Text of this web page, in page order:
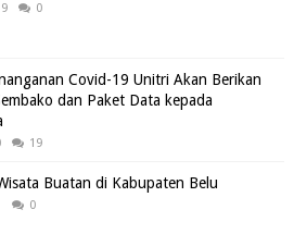
0
Covid-19 Unitri Akan Berikan
dan Paket Data kepada
19
Buatan di Kabupaten Belu
0